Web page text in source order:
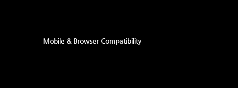
Mobile & Browser Compatibility